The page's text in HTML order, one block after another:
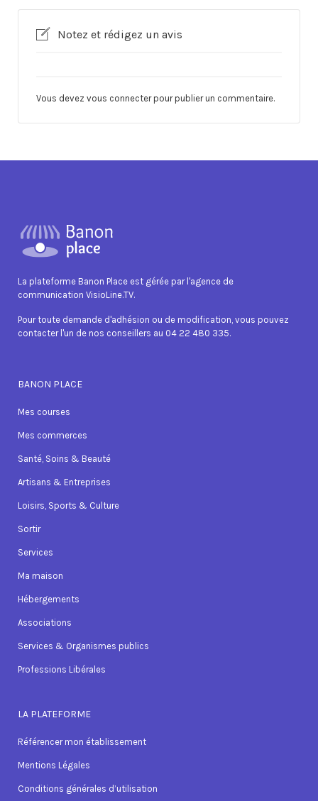
Notez et rédigez un avis
Vous devez vous connecterpour publier un commentaire.
La plateforme Banon Place est gérée par l'agence de
communication VisioLine.TV.
Pour toute demande d'adhésion ou de modification, vous pouvez
contacter l'un de nos conseillers au 04 22 480 335.
BANON PLACE
Mes courses
Mes commerces
Santé, Soins & Beauté
Artisans & Entreprises
Loisirs, Sports & Culture
Sortir
Services
Ma maison
Hébergements
Associations
Services & Organismes publics
Professions Libérales
LA PLATEFORME
Référencer mon établissement
Mentions Légales
Conditions générales d’utilisation